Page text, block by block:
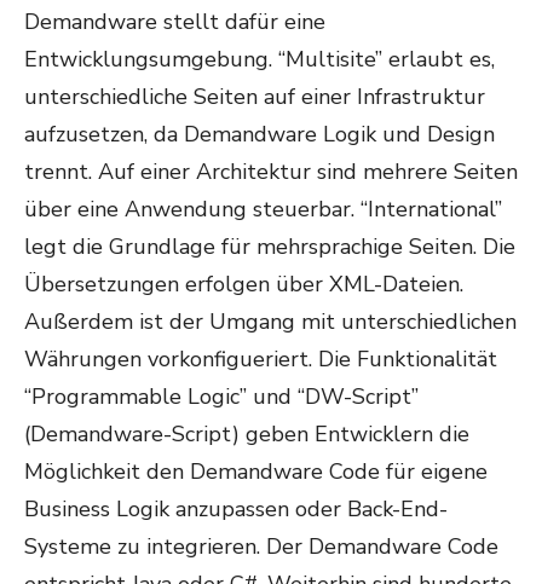
Demandware stellt dafür eine
Entwicklungsumgebung. “Multisite” erlaubt es,
unterschiedliche Seiten auf einer Infrastruktur
aufzusetzen, da Demandware Logik und Design
trennt. Auf einer Architektur sind mehrere Seiten
über eine Anwendung steuerbar. “International”
legt die Grundlage für mehrsprachige Seiten. Die
Übersetzungen erfolgen über XML-Dateien.
Außerdem ist der Umgang mit unterschiedlichen
Währungen vorkonfigueriert. Die Funktionalität
“Programmable Logic” und “DW-Script”
(Demandware-Script) geben Entwicklern die
Möglichkeit den Demandware Code für eigene
Business Logik anzupassen oder Back-End-
Systeme zu integrieren. Der Demandware Code